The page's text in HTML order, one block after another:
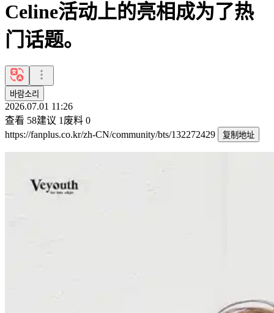
Celine活动上的亮相成为了热
门话题。
바람소리
2026.07.01 11:26
查看 58建议 1 废料 0
https://fanplus.co.kr/zh-CN/community/bts/132272429
复制地址